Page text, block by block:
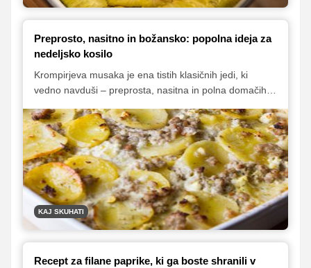
Preprosto, nasitno in božansko: popolna ideja za
nedeljsko kosilo
Krompirjeva musaka je ena tistih klasičnih jedi, ki
vedno navduši – preprosta, nasitna in polna domačih
dostopne, rezultat pa jed, ki zadiši po toplini domače
kuhinje. Popolna izbira za okusno nedeljsko kosilo v
krogu družine.
KAJ SKUHATI
Recept za filane paprike, ki ga boste shranili v